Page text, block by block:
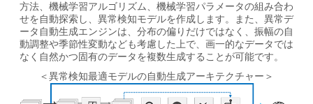
方法、機械学習アルゴリズム、機械学習パラメータの組み合わ
せを自動探索し、異常検知モデルを作成します。また、異常デ
ータ自動生成エンジンは、分布の偏りだけではなく、振幅の自
動調整や季節性変動なども考慮した上で、画一的なデータでは
なく自然かつ固有のデータを複数生成することが可能です。
＜異常検知最適モデルの自動生成アーキテクチャー＞